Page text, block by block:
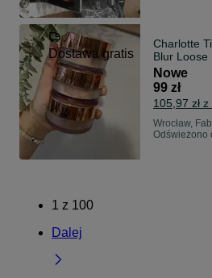
Dostawa gratis
Charlotte
Blur Loose
Nowy,
Nowe
99 zł
105,97 zł
Wrocław,
Odświeżono
1 z 100
Dalej